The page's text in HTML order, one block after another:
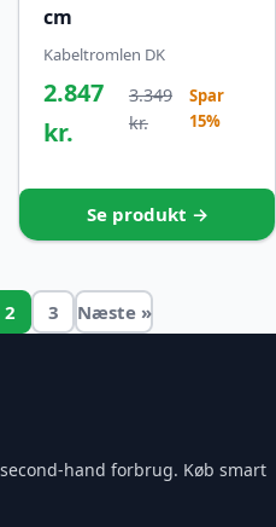
cm
Kabeltromlen DK
2.847
kr.
3.349
kr.
Spar
15%
Se produkt →
2 3 Næste »
hand forbrug. Køb smart